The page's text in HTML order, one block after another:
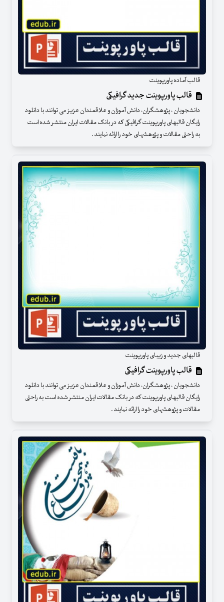
قالب آماده پاورپوینت
قالب پاورپوینت جدید گرافیکی
دانشجویان ، پژوهشگران، دانش آموزان و علاقمندان عزیز می توانند با دانلود
رایگان قالبهای پاورپوینت گرافیکی که در بانک مقالات ایران منتشر شده است
به راحتی مقالات و پژوهشهای خود را ارائه نمایند .
قالبهای جدید و زیبای پاورپوینت
قالب پاورپوینت گرافیکی
دانشجویان ، پژوهشگران، دانش آموزان و علاقمندان عزیز می توانند با دانلود
رایگان قالبهای پاورپوینت که در بانک مقالات ایران منتشر شده است به راحتی
مقالات و پژوهشهای خود را ارائه نمایند .